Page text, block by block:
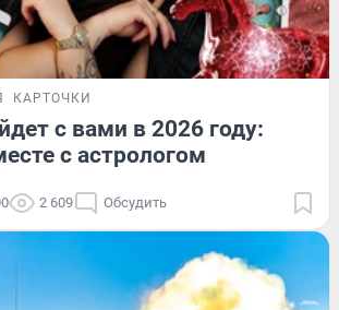
КАРТОЧКИ
с вами в 2026 году:
с астрологом
2 609 Обсудить